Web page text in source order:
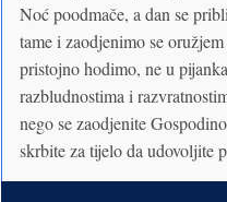
Noć poodmače, a dan se
tame i zaodjenimo se
pristojno hodimo, ne u
razbludnostima i
nego se zaodjenite
skrbite za tijelo da udovoljite